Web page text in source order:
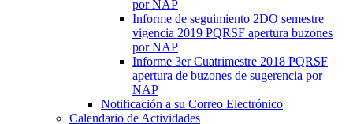
por NAP
Informe de seguimiento 2DO semestre
vigencia 2019 PQRSF apertura buzones
por NAP
Informe 3er Cuatrimestre 2018 PQRSF
apertura de buzones de sugerencia por
NAP
Notificación a su Correo Electrónico
Calendario de Actividades